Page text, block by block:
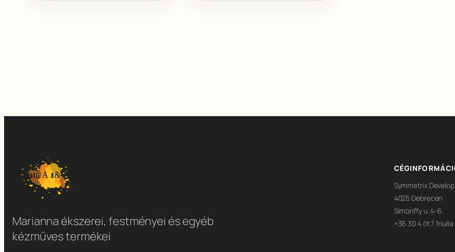
Marianna ékszerei, festményei és egyéb
kézműves termékei
Symmetrix
4025 Debrecen
Simonffy u. 4-6.
+36 30 4 öt 7